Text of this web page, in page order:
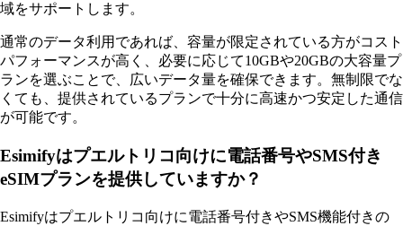
域をサポートします。
通常のデータ利用であれば、容量が限定されている方がコスト
パフォーマンスが高く、必要に応じて10GBや20GBの大容量プ
ランを選ぶことで、広いデータ量を確保できます。無制限でな
くても、提供されているプランで十分に高速かつ安定した通信
が可能です。
Esimifyはプエルトリコ向けに電話番号やSMS付き
eSIMプランを提供していますか？
Esimifyはプエルトリコ向けに電話番号付きやSMS機能付きの